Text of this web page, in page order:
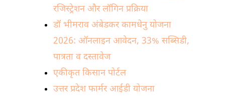
रजिस्ट्रेशन और लॉगिन प्रक्रिया
डॉ भीमराव अंबेडकर कामधेनु योजना
2026: ऑनलाइन आवेदन, 33% सब्सिडी,
पात्रता व दस्तावेज
एकीकृत किसान पोर्टल
उत्तर प्रदेश फार्मर आईडी योजना